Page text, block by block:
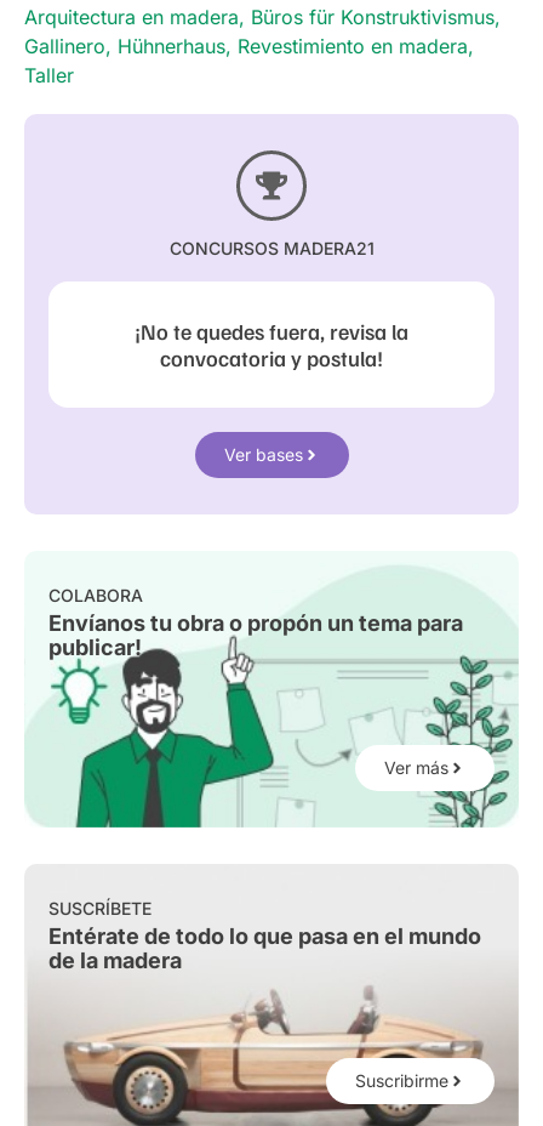
Arquitectura en madera, Büros für Konstruktivismus,
Gallinero, Hühnerhaus, Revestimiento en madera,
Taller
CONCURSOS MADERA21
¡No te quedes fuera, revisa la
convocatoria y postula!
Ver bases
COLABORA
Envíanos tu obra o propón un tema para
publicar!
Ver más
SUSCRÍBETE
Entérate de todo lo que pasa en el mundo
de la madera
Suscribirme